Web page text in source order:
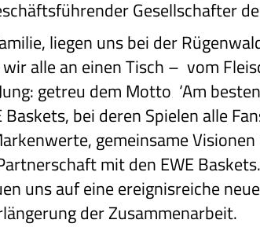
Gesellschafter
liegen uns bei der
alle an einen Tisch – vom
getreu dem Motto‚ ‘Am
Baskets, bei deren Spielen alle
gemeinsame
mit den EWE
uns auf eine ereignisreiche
der Zusammenarbeit.